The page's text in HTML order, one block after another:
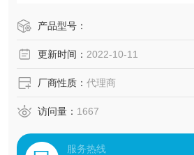
苛的酸性体系下，依然具有非常好的使
产品型号：
更新时间： 2022-10-11
厂商性质： 代理商
访问量： 1667
服务热线